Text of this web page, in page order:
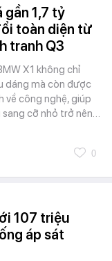
gần 1,7 tỷ
toàn diện từ
tranh Q3
X1 không chỉ
dáng mà còn được
về công nghệ, giúp
sang cỡ nhỏ trở nên…
0
107 triệu
áp sát